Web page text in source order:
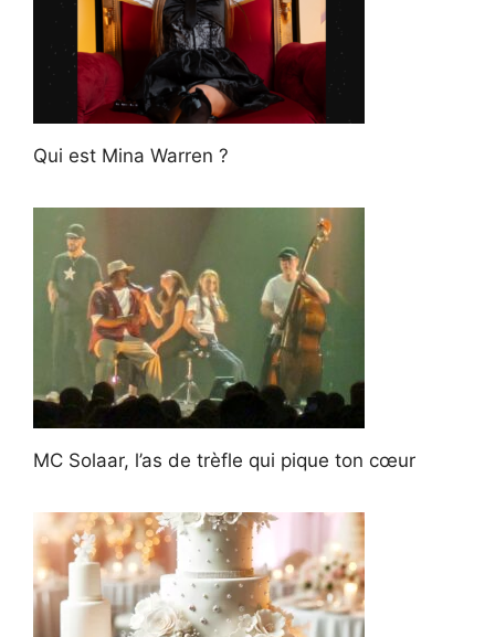
Qui est Mina Warren ?
MC Solaar, l’as de trèfle qui pique ton cœur